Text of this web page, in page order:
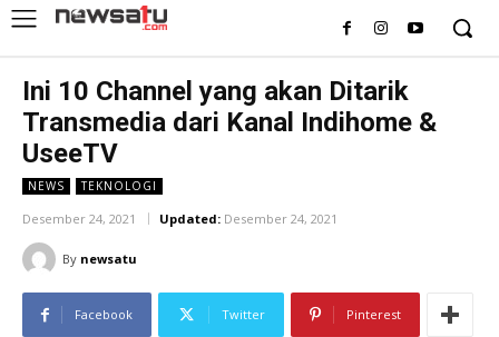
Ini 10 Channel yang akan Ditarik
Transmedia dari Kanal Indihome &
UseeTV
NEWS TEKNOLOGI
Desember 24, 2021 Updated: Desember 24, 2021
By newsatu
Facebook Twitter Pinterest